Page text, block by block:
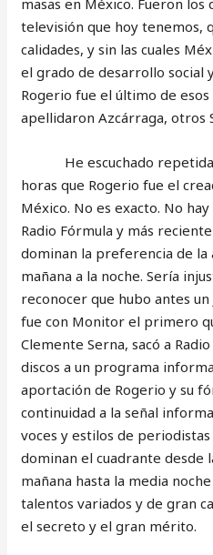
masas en México. Fueron
televisión que hoy tenemos,
calidades, y sin las cuales
el grado de desarrollo social
Rogerio fue el último de
apellidaron Azcárraga, otros
He escuchado
horas que Rogerio fue el
México. No es exacto. No
Radio Fórmula y más
dominan la preferencia de
mañana a la noche. Sería
reconocer que hubo antes
fue con Monitor el primero
Clemente Serna, sacó a
discos a un programa
aportación de Rogerio y su
continuidad a la señal
voces y estilos de
dominan el cuadrante desde
mañana hasta la media
talentos variados y de gran
el secreto y el gran mérito.